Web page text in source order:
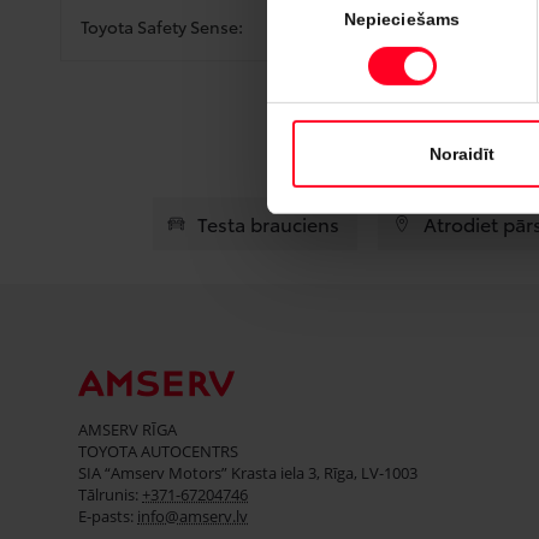
Nepieciešams
Noraidīt
Toyota Safety Sense:
Testa brauciens Atrodiet
AMSERV RĪGA
TOYOTA AUTOCENTRS
SIA “Amserv Motors” Krasta iela 3, Rīga, LV-1003
Tālrunis: +371-67204746
E-pasts: info@amserv.lv